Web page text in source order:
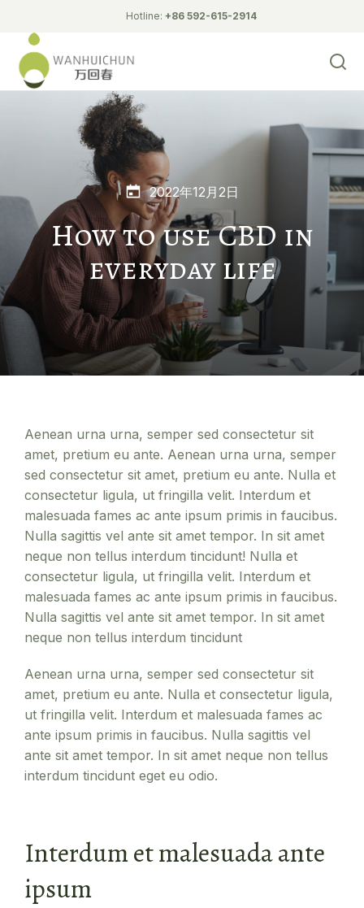
Hotline: +86 592-615-2914
2022年12月2日
How to use CBD in
everyday life
Aenean urna urna, semper sed consectetur sit
amet, pretium eu ante. Aenean urna urna, semper
sed consectetur sit amet, pretium eu ante. Nulla et
consectetur ligula, ut fringilla velit. Interdum et
malesuada fames ac ante ipsum primis in faucibus.
Nulla sagittis vel ante sit amet tempor. In sit amet
neque non tellus interdum tincidunt! Nulla et
consectetur ligula, ut fringilla velit. Interdum et
malesuada fames ac ante ipsum primis in faucibus.
Nulla sagittis vel ante sit amet tempor. In sit amet
neque non tellus interdum tincidunt
Aenean urna urna, semper sed consectetur sit
amet, pretium eu ante. Nulla et consectetur ligula,
ut fringilla velit. Interdum et malesuada fames ac
ante ipsum primis in faucibus. Nulla sagittis vel
ante sit amet tempor. In sit amet neque non tellus
interdum tincidunt eget eu odio.
Interdum et malesuada ante
ipsum